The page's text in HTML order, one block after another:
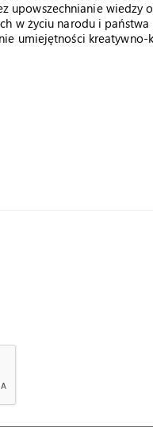
upowszechnianie wiedzy
w życiu narodu i
umiejętności